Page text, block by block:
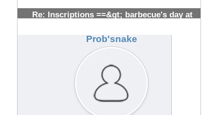
Re: Inscriptions ==&gt; barbecue's day at
Prob'snake